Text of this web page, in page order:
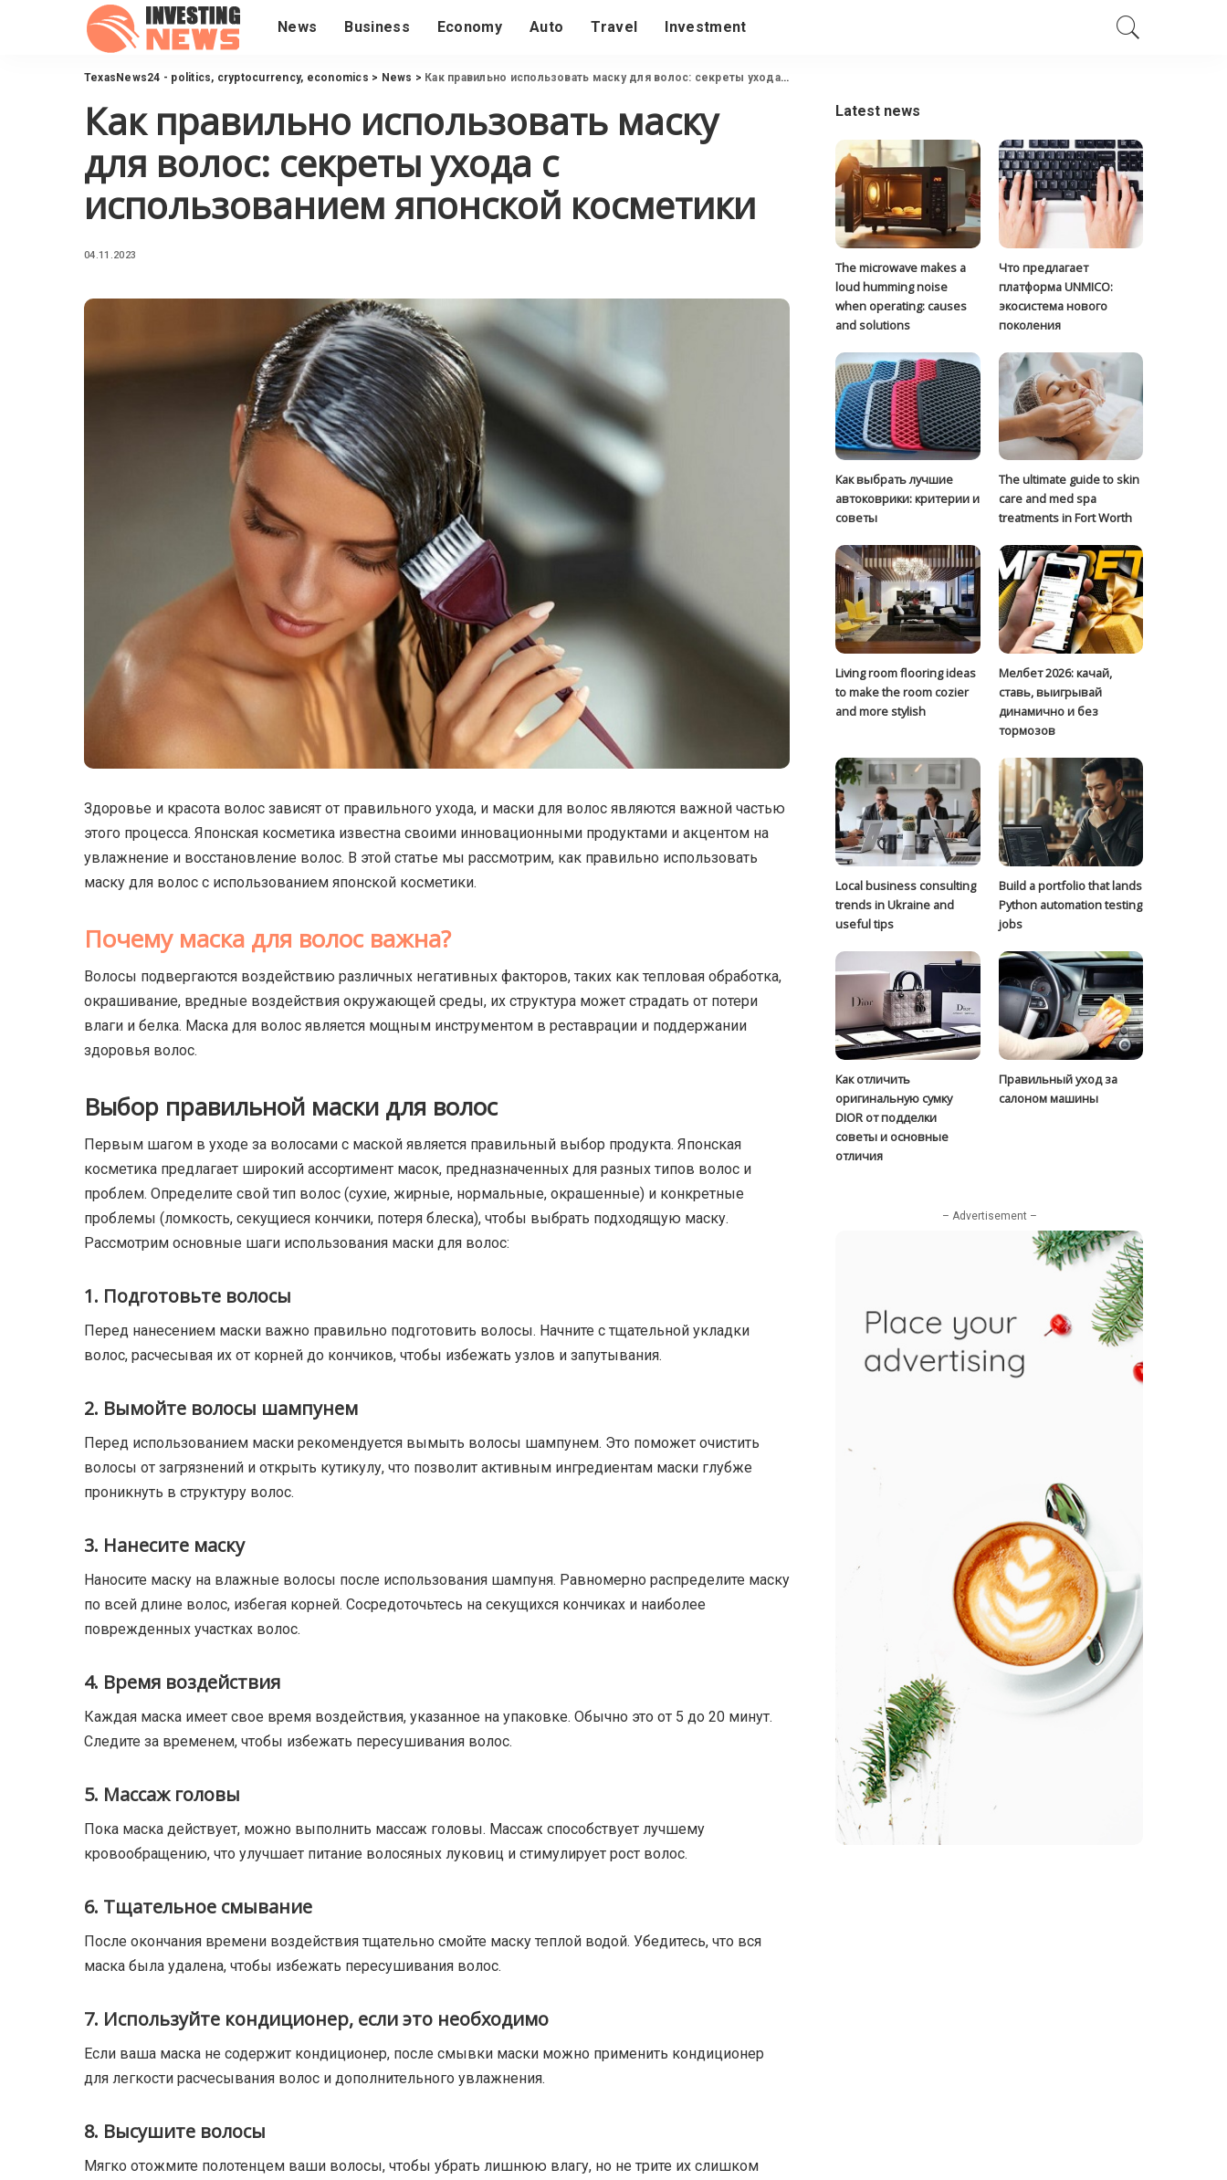
News Business Economy Auto Travel Investment
TexasNews24 - politics, cryptocurrency, economics > News > Как правильно использовать маску для волос: секреты ухода с использованием японской косметики
Как правильно использовать маску
для волос: секреты ухода с
использованием японской косметики
04.11.2023
Здоровье и красота волос зависят от правильного ухода, и маски для волос являются важной частью
этого процесса. Японская косметика известна своими инновационными продуктами и акцентом на
увлажнение и восстановление волос. В этой статье мы рассмотрим, как правильно использовать
маску для волос с использованием японской косметики.
Почему маска для волос важна?
Волосы подвергаются воздействию различных негативных факторов, таких как тепловая обработка,
окрашивание, вредные воздействия окружающей среды, их структура может страдать от потери
влаги и белка. Маска для волос является мощным инструментом в реставрации и поддержании
здоровья волос.
Выбор правильной маски для волос
Первым шагом в уходе за волосами с маской является правильный выбор продукта. Японская
косметика предлагает широкий ассортимент масок, предназначенных для разных типов волос и
проблем. Определите свой тип волос (сухие, жирные, нормальные, окрашенные) и конкретные
проблемы (ломкость, секущиеся кончики, потеря блеска), чтобы выбрать подходящую маску.
Рассмотрим основные шаги использования маски для волос:
1. Подготовьте волосы
Перед нанесением маски важно правильно подготовить волосы. Начните с тщательной укладки
волос, расчесывая их от корней до кончиков, чтобы избежать узлов и запутывания.
2. Вымойте волосы шампунем
Перед использованием маски рекомендуется вымыть волосы шампунем. Это поможет очистить
волосы от загрязнений и открыть кутикулу, что позволит активным ингредиентам маски глубже
проникнуть в структуру волос.
3. Нанесите маску
Наносите маску на влажные волосы после использования шампуня. Равномерно распределите маску
по всей длине волос, избегая корней. Сосредоточьтесь на секущихся кончиках и наиболее
поврежденных участках волос.
4. Время воздействия
Каждая маска имеет свое время воздействия, указанное на упаковке. Обычно это от 5 до 20 минут.
Следите за временем, чтобы избежать пересушивания волос.
5. Массаж головы
Пока маска действует, можно выполнить массаж головы. Массаж способствует лучшему
кровообращению, что улучшает питание волосяных луковиц и стимулирует рост волос.
6. Тщательное смывание
После окончания времени воздействия тщательно смойте маску теплой водой. Убедитесь, что вся
маска была удалена, чтобы избежать пересушивания волос.
7. Используйте кондиционер, если это необходимо
Если ваша маска не содержит кондиционер, после смывки маски можно применить кондиционер
для легкости расчесывания волос и дополнительного увлажнения.
8. Высушите волосы
Мягко отожмите полотенцем ваши волосы, чтобы убрать лишнюю влагу, но не трите их слишком
Latest news
The microwave makes a
loud humming noise
when operating: causes
and solutions
Что предлагает
платформа UNMICO:
экосистема нового
поколения
Как выбрать лучшие
автоковрики: критерии и
советы
The ultimate guide to skin
care and med spa
treatments in Fort Worth
Living room flooring ideas
to make the room cozier
and more stylish
Мелбет 2026: качай,
ставь, выигрывай
динамично и без
тормозов
Local business consulting
trends in Ukraine and
useful tips
Build a portfolio that lands
Python automation testing
jobs
Как отличить
оригинальную сумку
DIOR от подделки
советы и основные
отличия
Правильный уход за
салоном машины
– Advertisement –